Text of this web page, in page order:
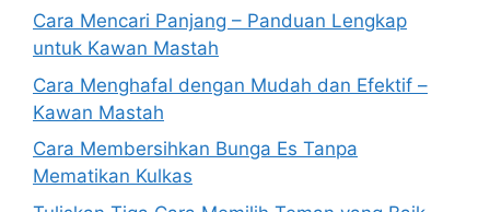
Cara Mencari Panjang – Panduan Lengkap
untuk Kawan Mastah
Cara Menghafal dengan Mudah dan Efektif –
Kawan Mastah
Cara Membersihkan Bunga Es Tanpa
Mematikan Kulkas